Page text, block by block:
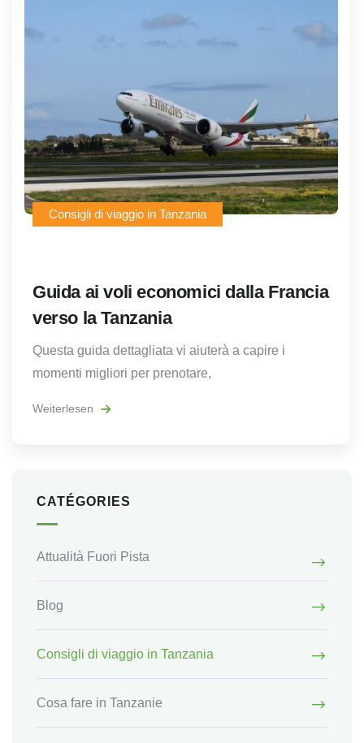
Consigli di viaggio in Tanzania
Guida ai voli economici dalla Francia
verso la Tanzania
Questa guida dettagliata vi aiuterà a capire i
momenti migliori per prenotare,
Weiterlesen
CATÉGORIES
Attualità Fuori Pista
Blog
Consigli di viaggio in Tanzania
Cosa fare in Tanzanie